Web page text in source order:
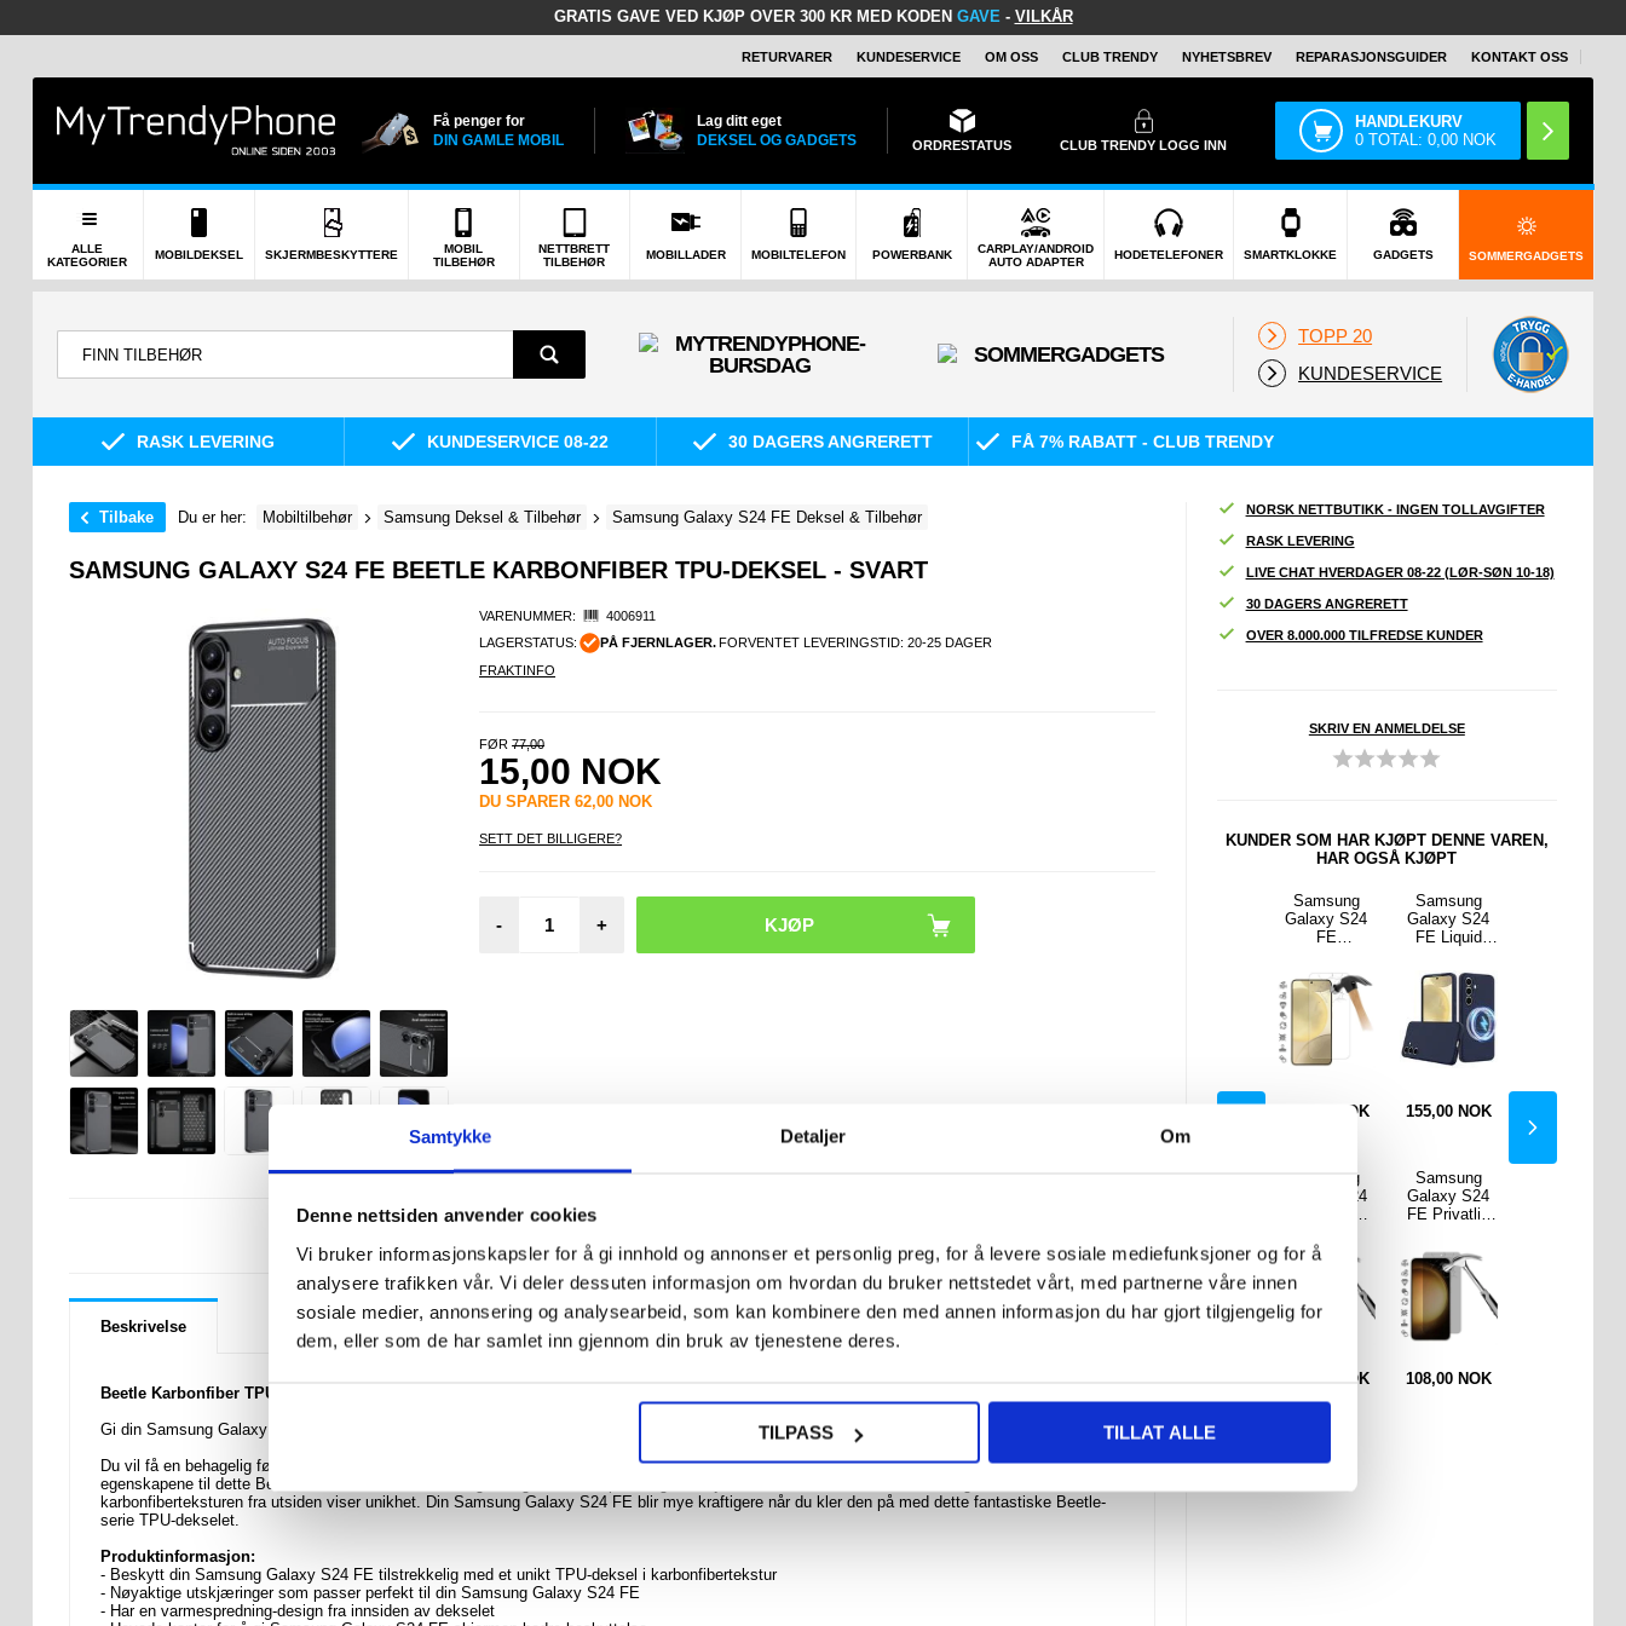
Samtykke Detaljer Om
Denne nettsiden anvender cookies
Vi bruker informasjonskapsler for å gi innhold og annonser et personlig preg, for å levere sosiale mediefunksjoner og for å
analysere trafikken vår. Vi deler dessuten informasjon om hvordan du bruker nettstedet vårt, med partnerne våre innen
sosiale medier, annonsering og analysearbeid, som kan kombinere den med annen informasjon du har gjort tilgjengelig for
dem, eller som de har samlet inn gjennom din bruk av tjenestene deres.
TILPASS TILLAT ALLE
GRATIS GAVE VED KJØP OVER 300 KR MED KODEN GAVE- VILKÅR
RETURVARER KUNDESERVICE OM OSS CLUB TRENDY NYHETSBREV REPARASJONSGUIDER KONTAKT OSS
Få penger for
DIN GAMLE MOBIL
Lag ditt eget
DEKSEL OG GADGETS
ORDRESTATUS CLUB TRENDYLOGG INN
HANDLEKURV
0 TOTAL:0,00 NOK
ALLE
KATEGORIER
MOBILDEKSEL SKJERMBESKYTTERE
MOBIL
TILBEHØR
NETTBRETT
TILBEHØR
MOBILLADER MOBILTELEFON POWERBANK
CARPLAY/ANDROID
AUTO ADAPTER
HODETELEFONER SMARTKLOKKE GADGETS SOMMERGADGETS
TOPP 20
KUNDESERVICE
RASK LEVERING KUNDESERVICE 08-22 30 DAGERS ANGRERETT FÅ 7% RABATT - CLUB TRENDY
Tilbake Du er her: Mobiltilbehør Samsung Deksel & Tilbehør Samsung Galaxy S24 FE Deksel & Tilbehør
SAMSUNG GALAXY S24 FE BEETLE KARBONFIBER TPU-DEKSEL - SVART
VARENUMMER:
4006911
LAGERSTATUS:
PÅ FJERNLAGER. FORVENTET LEVERINGSTID: 20-25 DAGER
FRAKTINFO
FØR77,00
15,00 NOK
DU SPARER62,00 NOK
SETT DET BILLIGERE?
- +
Beskrivelse
Beetle Karbonfiber TPU Deksel til Samsung Galaxy S24 FE
Gi din Samsung Galaxy S24 FE riktig beskyttelse med dette stiliserte Beetle-serien TPU-deksel.
Du vil få en behagelig følelse i hendene, og du vil også redde Samsung Galaxy S24 FE fra riper, støt og daglig skade. En av de viktigste
egenskapene til dette Beetle-serie TPU-dekselet er regulering av varmespredningsfunksjonen inne i dekselet, mens den elegante
karbonfiberteksturen fra utsiden viser unikhet. Din Samsung Galaxy S24 FE blir mye kraftigere når du kler den på med dette fantastiske Beetle-
serie TPU-dekselet.
Produktinformasjon:
- Beskytt din Samsung Galaxy S24 FE tilstrekkelig med et unikt TPU-deksel i karbonfibertekstur
- Nøyaktige utskjæringer som passer perfekt til din Samsung Galaxy S24 FE
- Har en varmespredning-design fra innsiden av dekselet
NORSK NETTBUTIKK - INGEN TOLLAVGIFTER
RASK LEVERING
LIVE CHAT HVERDAGER 08-22 (LØR-SØN 10-18)
30 DAGERS ANGRERETT
OVER 8.000.000 TILFREDSE KUNDER
SKRIV EN ANMELDELSE
KUNDER SOM HAR KJØPT DENNE VAREN,
HAR OGSÅ KJØPT
- MagSafe-
Vinrød
NOK
-
Gjennomsikti
g
Samsung
Galaxy S24
FE
glass - Case
Friendly -
Gjennomsikti
g
NOK
Samsung
Galaxy S24
glass - Svart
NOK
Samsung
Galaxy S24
FE Liquid
- MagSafe-
kompatibel -
Mørkeblå
155,00 NOK
Samsung
Galaxy S24
FE Privatliv
glass
108,00 NOK